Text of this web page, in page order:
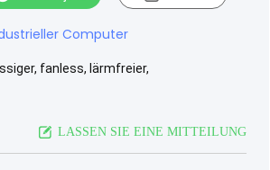
Computer
fanless, lärmfreier,
LASSEN SIE EINE MITTEILUNG